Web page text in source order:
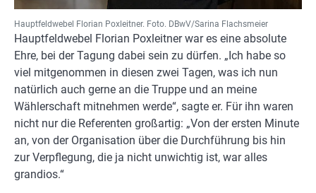
Hauptfeldwebel Florian Poxleitner. Foto. DBwV/Sarina Flachsmeier
Hauptfeldwebel Florian Poxleitner war es eine absolute
Ehre, bei der Tagung dabei sein zu dürfen. „Ich habe so
viel mitgenommen in diesen zwei Tagen, was ich nun
natürlich auch gerne an die Truppe und an meine
Wählerschaft mitnehmen werde“, sagte er. Für ihn waren
nicht nur die Referenten großartig: „Von der ersten Minute
an, von der Organisation über die Durchführung bis hin
zur Verpflegung, die ja nicht unwichtig ist, war alles
grandios.“